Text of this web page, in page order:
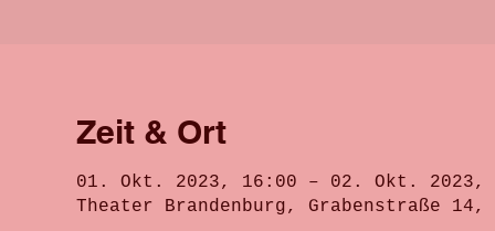
Zeit & Ort
01. Okt. 2023, 16:00 – 02. Okt. 2023,
Theater Brandenburg, Grabenstraße